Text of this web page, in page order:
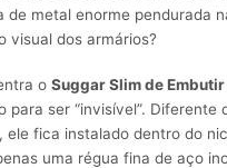
de metal enorme pendurada
visual dos armários?
o Suggar Slim de
para ser “invisível”. Diferente
ele fica instalado dentro do
uma régua fina de aço